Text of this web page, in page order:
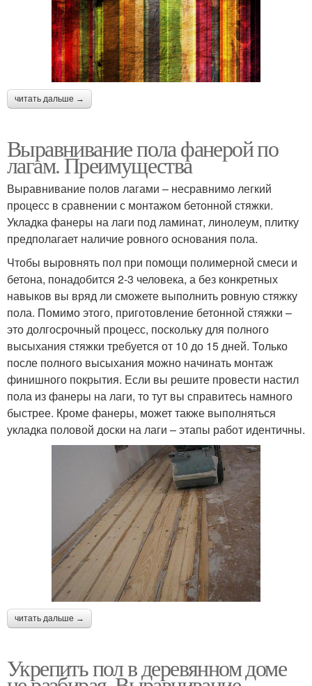
читать дальше →
Выравнивание пола фанерой по
лагам. Преимущества
Выравнивание полов лагами – несравнимо легкий
процесс в сравнении с монтажом бетонной стяжки.
Укладка фанеры на лаги под ламинат, линолеум, плитку
предполагает наличие ровного основания пола.
Чтобы выровнять пол при помощи полимерной смеси и
бетона, понадобится 2-3 человека, а без конкретных
навыков вы вряд ли сможете выполнить ровную стяжку
пола. Помимо этого, приготовление бетонной стяжки –
это долгосрочный процесс, поскольку для полного
высыхания стяжки требуется от 10 до 15 дней. Только
после полного высыхания можно начинать монтаж
финишного покрытия. Если вы решите провести настил
пола из фанеры на лаги, то тут вы справитесь намного
быстрее. Кроме фанеры, может также выполняться
укладка половой доски на лаги – этапы работ идентичны.
читать дальше →
Укрепить пол в деревянном доме